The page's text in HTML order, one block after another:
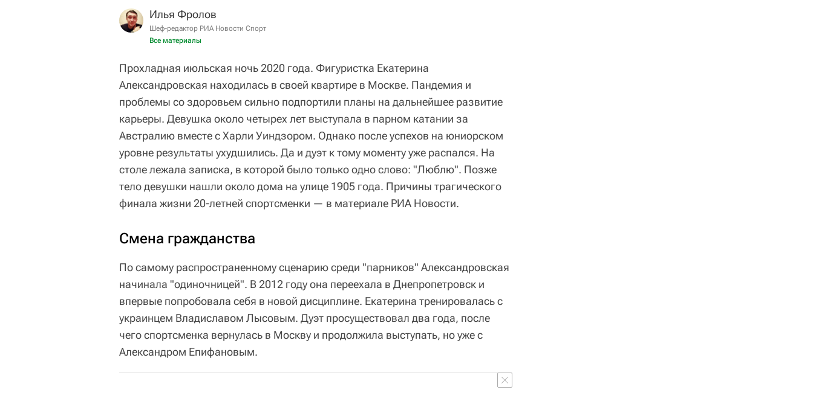
Илья Фролов
Шеф-редактор РИА Новости Спорт
Все материалы
Прохладная июльская ночь 2020 года. Фигуристка Екатерина
Александровская находилась в своей квартире в Москве. Пандемия и
проблемы со здоровьем сильно подпортили планы на дальнейшее развитие
карьеры. Девушка около четырех лет выступала в парном катании за
Австралию вместе с Харли Уиндзором. Однако после успехов на юниорском
уровне результаты ухудшились. Да и дуэт к тому моменту уже распался. На
столе лежала записка, в которой было только одно слово: "Люблю". Позже
тело девушки нашли около дома на улице 1905 года. Причины трагического
финала жизни 20-летней спортсменки — в материале РИА Новости.
Смена гражданства
По самому распространенному сценарию среди "парников" Александровская
начинала "одиночницей". В 2012 году она переехала в Днепропетровск и
впервые попробовала себя в новой дисциплине. Екатерина тренировалась с
украинцем Владиславом Лысовым. Дуэт просуществовал два года, после
чего спортсменка вернулась в Москву и продолжила выступать, но уже с
Александром Епифановым.